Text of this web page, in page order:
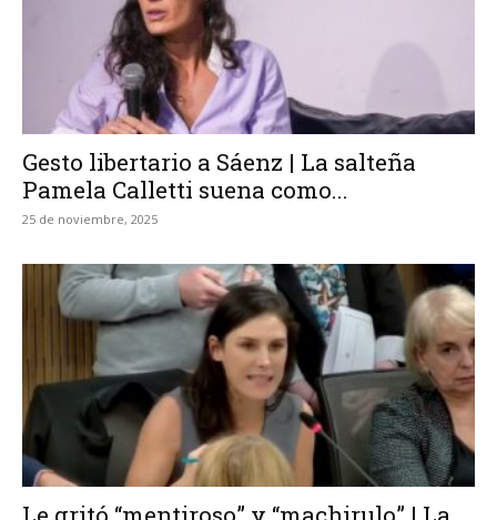
Gesto libertario a Sáenz | La salteña
Pamela Calletti suena como...
25 de noviembre, 2025